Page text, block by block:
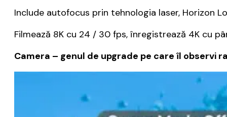
Include autofocus prin tehnologia laser, Horizon
Filmează 8K cu 24 / 30 fps, înregistrează 4K cu
Camera – genul de upgrade pe care îl observi